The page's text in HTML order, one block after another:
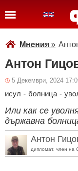
Мнения »
Антон
5 Декември, 2024
исул - болница -
Или как се
държавна
Антон
дипломат, член на